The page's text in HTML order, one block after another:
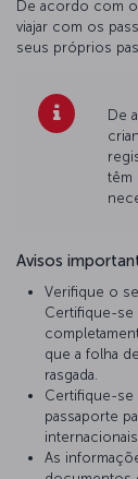
De acordo com
viajar com os
seus próprios
De
têm
Avisos
Verifique o
Certifique-se
que a folha
rasgada.
Certifique-se
passaporte
As